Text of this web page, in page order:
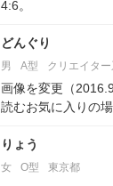
4:6。
どんぐり
男 A型 クリエイタ
画像を変更（
読むお気に入りの場
りょう
女 O型 東京都